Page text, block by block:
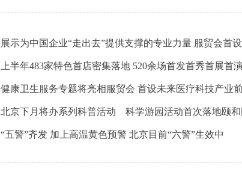
展示为中国企业“走出去”提供支撑的专业力量 服贸会首
上半年483家特色首店密集落地 520余场首发首秀首展
健康卫生服务专题将亮相服贸会 首设未来医疗科技产业
北京下月将办系列科普活动 科学游园活动首次落地颐和
“五警”齐发 加上高温黄色预警 北京目前“六警”生效中